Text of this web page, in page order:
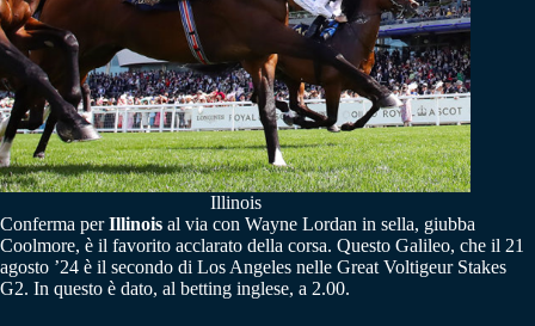
Illinois
Conferma perIllinois al via con Wayne Lordan in sella, giubba
Coolmore, è il favorito acclarato della corsa. Questo Galileo, che il 21
agosto ’24 è il secondo di Los Angeles nelle Great Voltigeur Stakes
G2. In questo è dato, al betting inglese, a 2.00.